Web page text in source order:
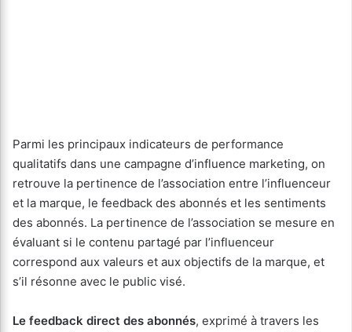
Parmi les principaux indicateurs de performance
qualitatifs dans une campagne d’influence marketing, on
retrouve la pertinence de l’association entre l’influenceur
et la marque, le feedback des abonnés et les sentiments
des abonnés. La pertinence de l’association se mesure en
évaluant si le contenu partagé par l’influenceur
correspond aux valeurs et aux objectifs de la marque, et
s’il résonne avec le public visé.
Le feedback direct des abonnés, exprimé à travers les